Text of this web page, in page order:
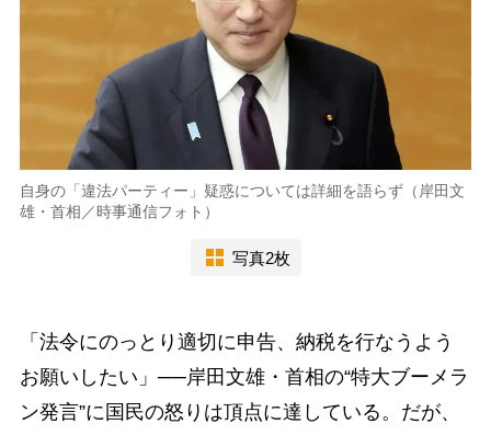
自身の「違法パーティー」疑惑については詳細を語らず（岸田文
雄・首相／時事通信フォト）
写真2枚
「法令にのっとり適切に申告、納税を行なうよう
お願いしたい」──岸田文雄・首相の“特大ブーメラ
ン発言”に国民の怒りは頂点に達している。だが、